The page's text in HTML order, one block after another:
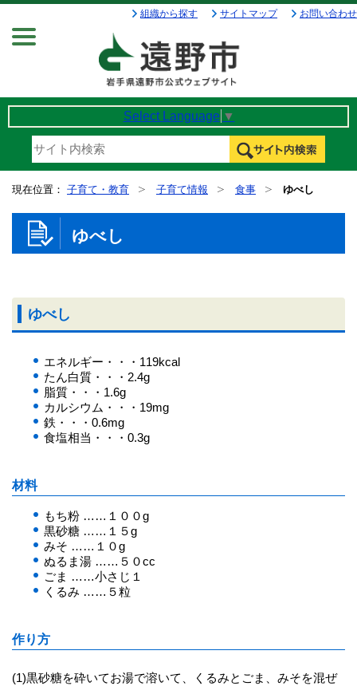
組織から探す サイトマップ お問い合わせ
Select Language ▼
現在位置： 子育て・教育 子育て情報 食事 ゆべし
ゆべし
ゆべし
エネルギー・・・119kcal
たん白質・・・2.4g
脂質・・・1.6g
カルシウム・・・19mg
鉄・・・0.6mg
食塩相当・・・0.3g
材料
もち粉 ……１００g
黒砂糖 ……１５g
みそ ……１０g
ぬるま湯 ……５０cc
ごま ……小さじ１
くるみ ……５粒
作り方
(1)黒砂糖を砕いてお湯で溶いて、くるみとごま、みそを混ぜ